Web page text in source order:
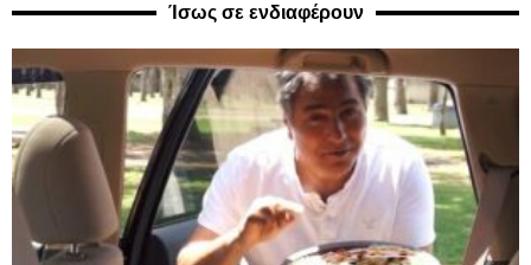
Ίσως σε ενδιαφέρουν